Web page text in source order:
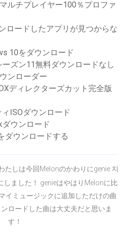
ルチプレイヤー100％プロファ
ロードしたアプリが見つからな
10をダウンロード
ズン11無料ダウンロードなし
ンローダー
ディレクターズカット完全版
ISOダウンロード
ウンロード
ダウンロードする
たしは今回Melonのかわりにgenie 지
しました！ genieはやはりMelonに比
イミュージックに追加しただけの曲
ロードした曲は大丈夫だと思いま
す！